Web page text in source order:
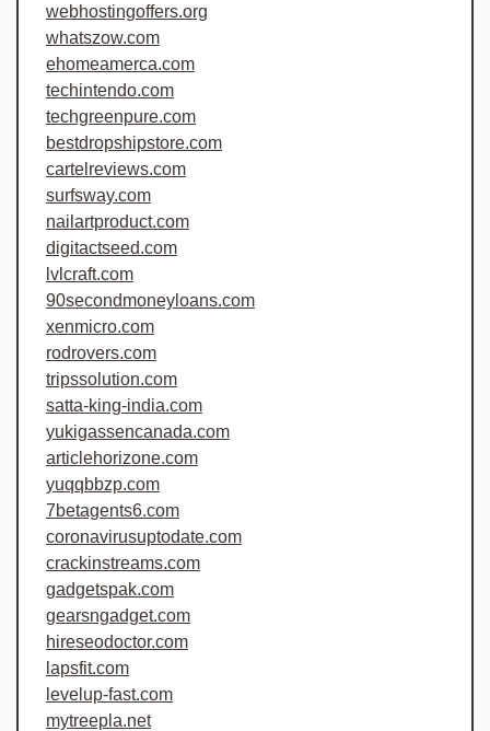
webhostingoffers.org
whatszow.com
ehomeamerca.com
techintendo.com
techgreenpure.com
bestdropshipstore.com
cartelreviews.com
surfsway.com
nailartproduct.com
digitactseed.com
lvlcraft.com
90secondmoneyloans.com
xenmicro.com
rodrovers.com
tripssolution.com
satta-king-india.com
yukigassencanada.com
articlehorizone.com
yuqqbbzp.com
7betagents6.com
coronavirusuptodate.com
crackinstreams.com
gadgetspak.com
gearsngadget.com
hireseodoctor.com
lapsfit.com
levelup-fast.com
mytreepla.net